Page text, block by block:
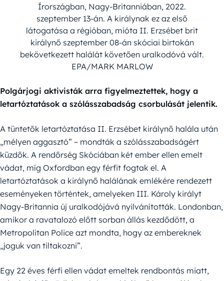
Írországban, Nagy-Britanniában, 2022.
szeptember 13-án. A királynak ez az első
látogatása a régióban, mióta II. Erzsébet brit
királynő szeptember 08-án skóciai birtokán
bekövetkezett halálát követően uralkodóvá vált.
EPA/MARK MARLOW
Polgárjogi aktivisták arra figyelmeztettek, hogy a
letartóztatások a szólásszabadság csorbulását jelentik.
A tüntetők letartóztatása II. Erzsébet királynő halála után
„mélyen aggasztó” – mondták a szólásszabadságért
küzdők. A rendőrség Skóciában két ember ellen emelt
vádat, míg Oxfordban egy férfit fogtak el. A
letartóztatások a királynő halálának emlékére rendezett
eseményeken történtek, amelyeken III. Károly királyt
Nagy-Britannia új uralkodójává nyilvánították. Londonban,
amikor a ravatalozó előtt sorban állás kezdődött, a
Metropolitan Police azt mondta, hogy az embereknek
„joguk van tiltakozni”.
Egy 22 éves férfi ellen vádat emeltek rendbontás miatt,